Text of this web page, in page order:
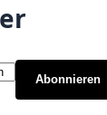
an:
Abonnieren